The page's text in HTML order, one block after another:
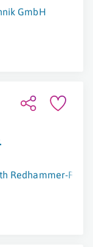
GmbH
Redhammer-Raab